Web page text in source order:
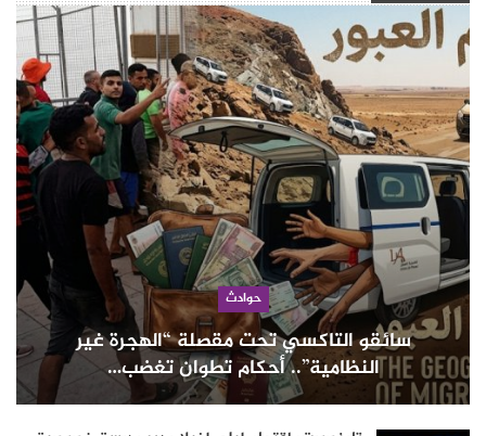
حوادث
سائقو التاكسي تحت مقصلة “الهجرة غير
النظامية”.. أحكام تطوان تغضب…